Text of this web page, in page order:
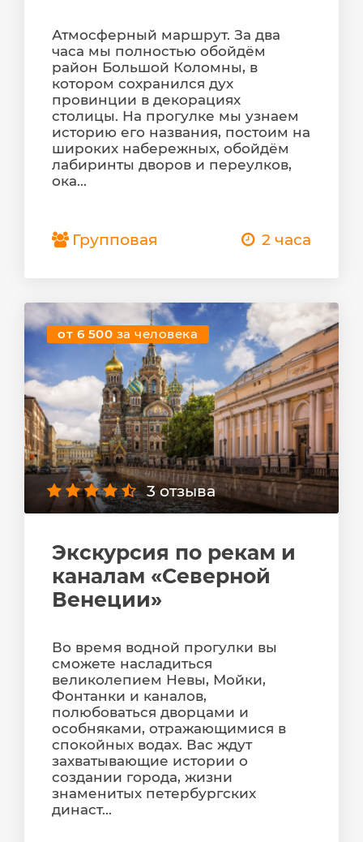
Атмосферный маршрут. За два
часа мы полностью обойдём
район Большой Коломны, в
котором сохранился дух
провинции в декорациях
столицы. На прогулке мы узнаем
историю его названия, постоим на
широких набережных, обойдём
лабиринты дворов и переулков,
ока...
Групповая 2 часа
от 6 500 за человека
3 отзыва
Экскурсия по рекам и
каналам «Северной
Венеции»
Во время водной прогулки вы
сможете насладиться
великолепием Невы, Мойки,
Фонтанки и каналов,
полюбоваться дворцами и
особняками, отражающимися в
спокойных водах. Вас ждут
захватывающие истории о
создании города, жизни
знаменитых петербургских
династ...